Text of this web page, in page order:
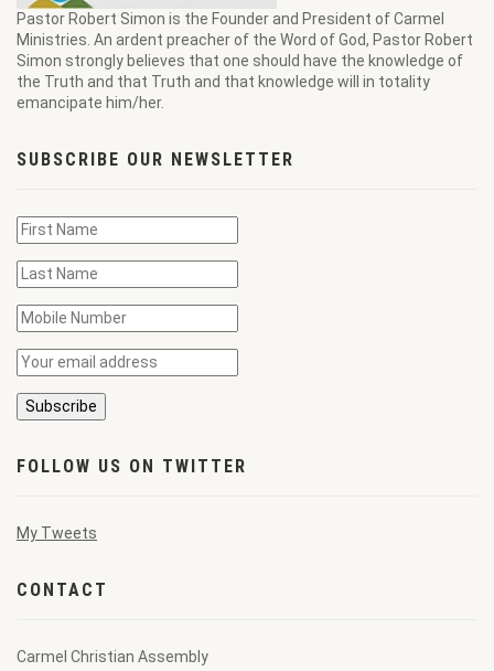
Pastor Robert Simon is the Founder and President of Carmel
Ministries. An ardent preacher of the Word of God, Pastor Robert
Simon strongly believes that one should have the knowledge of
the Truth and that Truth and that knowledge will in totality
emancipate him/her.
SUBSCRIBE OUR NEWSLETTER
FOLLOW US ON TWITTER
My Tweets
CONTACT
Carmel Christian Assembly